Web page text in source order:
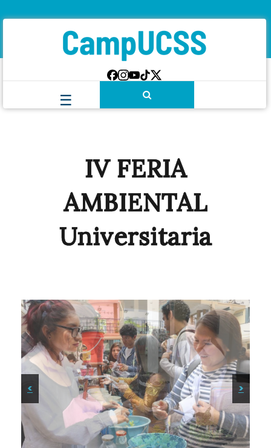
IV FERIA
AMBIENTAL
Universitaria
< >